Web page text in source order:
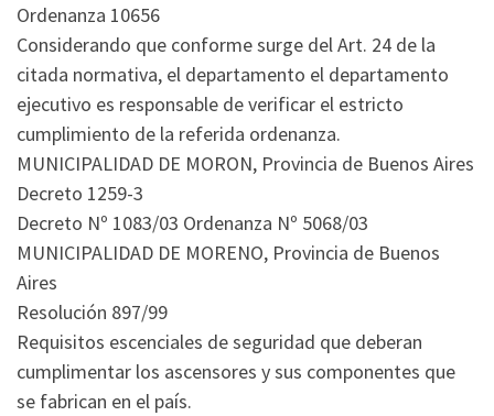
Ordenanza 10656
Considerando que conforme surge del Art. 24 de la
citada normativa, el departamento el departamento
ejecutivo es responsable de verificar el estricto
cumplimiento de la referida ordenanza.
MUNICIPALIDAD DE MORON, Provincia de Buenos Aires
Decreto 1259-3
Decreto Nº 1083/03 Ordenanza Nº 5068/03
MUNICIPALIDAD DE MORENO, Provincia de Buenos
Aires
Resolución 897/99
Requisitos escenciales de seguridad que deberan
cumplimentar los ascensores y sus componentes que
se fabrican en el país.